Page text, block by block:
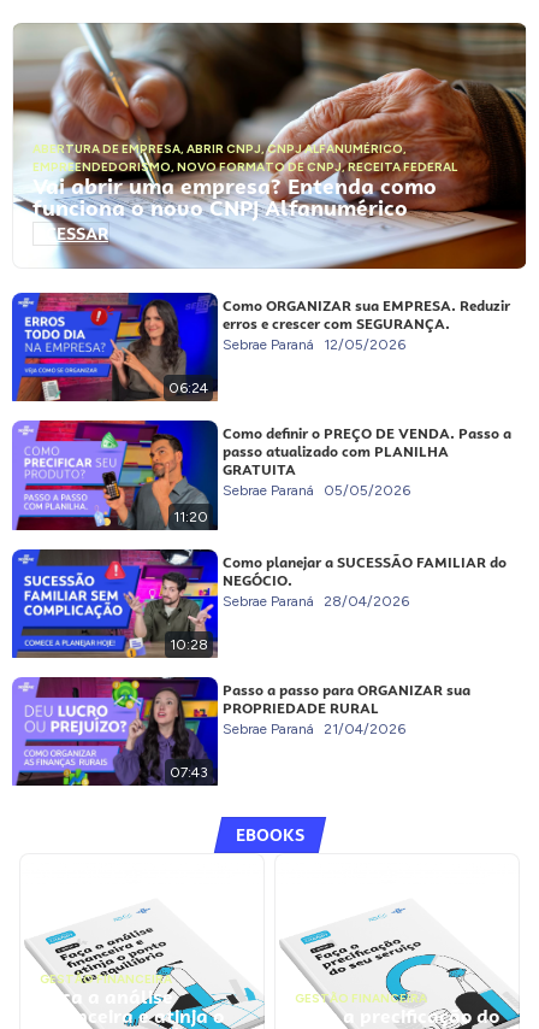
ABERTURA DE EMPRESA, ABRIR CNPJ,CNPJ ALFANUMÉRICO,
EMPREENDEDORISMO, NOVO FORMATO DE CNPJ,RECEITA FEDERAL
Vai abrir uma empresa? Entenda como
funciona o novo CNPJ Alfanumérico
ACESSAR
06:24
Como ORGANIZAR sua EMPRESA. Reduzir
erros e crescer com SEGURANÇA.
Sebrae Paraná 12/05/2026
11:20
Como definir o PREÇO DE VENDA. Passo a
passo atualizado com PLANILHA
GRATUITA
Sebrae Paraná 05/05/2026
10:28
Como planejar a SUCESSÃO FAMILIAR do
NEGÓCIO.
Sebrae Paraná 28/04/2026
07:43
Passo a passo para ORGANIZAR sua
PROPRIEDADE RURAL
Sebrae Paraná 21/04/2026
EBOOKS
GESTÃO FINANCEIRA
Faça a análise
financeira e atinja o
GESTÃO FINANCEIRA
Faça a precificação do